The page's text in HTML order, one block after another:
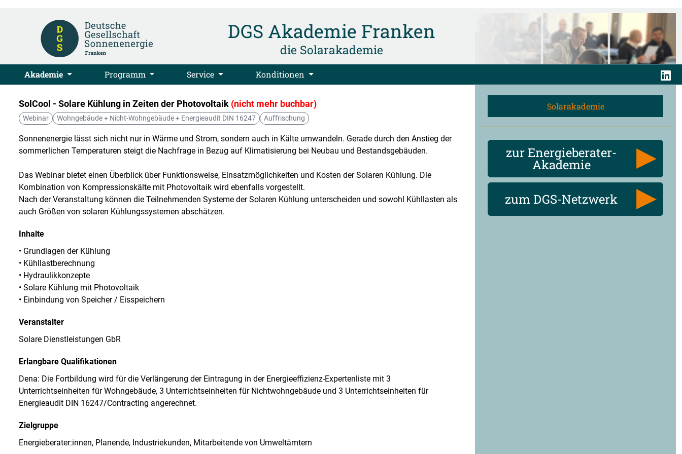
DGS Akademie Franken
die Solarakademie
Akademie Programm Service Konditionen
SolCool - Solare Kühlung in Zeiten der Photovoltaik (nicht mehr buchbar)
Webinar Wohngebäude + Nicht-Wohngebäude + Energieaudit DIN 16247 Auffrischung
Sonnenenergie lässt sich nicht nur in Wärme und Strom, sondern auch in Kälte umwandeln. Gerade durch den Anstieg der
sommerlichen Temperaturen steigt die Nachfrage in Bezug auf Klimatisierung bei Neubau und Bestandsgebäuden.
Das Webinar bietet einen Überblick über Funktionsweise, Einsatzmöglichkeiten und Kosten der Solaren Kühlung. Die
Kombination von Kompressionskälte mit Photovoltaik wird ebenfalls vorgestellt.
Nach der Veranstaltung können die Teilnehmenden Systeme der Solaren Kühlung unterscheiden und sowohl Kühllasten als
auch Größen von solaren Kühlungssystemen abschätzen.
Inhalte
• Grundlagen der Kühlung
• Kühllastberechnung
• Hydraulikkonzepte
• Solare Kühlung mit Photovoltaik
• Einbindung von Speicher / Eisspeichern
Veranstalter
Solare Dienstleistungen GbR
Erlangbare Qualifikationen
Dena: Die Fortbildung wird für die Verlängerung der Eintragung in der Energieeffizienz-Expertenliste mit 3
Unterrichtseinheiten für Wohngebäude, 3 Unterrichtseinheiten für Nichtwohngebäude und 3 Unterrichtseinheiten für
Energieaudit DIN 16247/Contracting angerechnet.
Zielgruppe
Energieberater:innen, Planende, Industriekunden, Mitarbeitende von Umweltämtern
Solarakademie
zur Energieberater-
Akademie
zum DGS-Netzwerk